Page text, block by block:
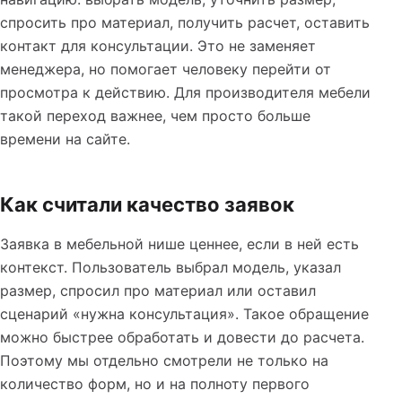
спросить про материал, получить расчет, оставить
контакт для консультации. Это не заменяет
менеджера, но помогает человеку перейти от
просмотра к действию. Для производителя мебели
такой переход важнее, чем просто больше
времени на сайте.
Как считали качество заявок
Заявка в мебельной нише ценнее, если в ней есть
контекст. Пользователь выбрал модель, указал
размер, спросил про материал или оставил
сценарий «нужна консультация». Такое обращение
можно быстрее обработать и довести до расчета.
Поэтому мы отдельно смотрели не только на
количество форм, но и на полноту первого